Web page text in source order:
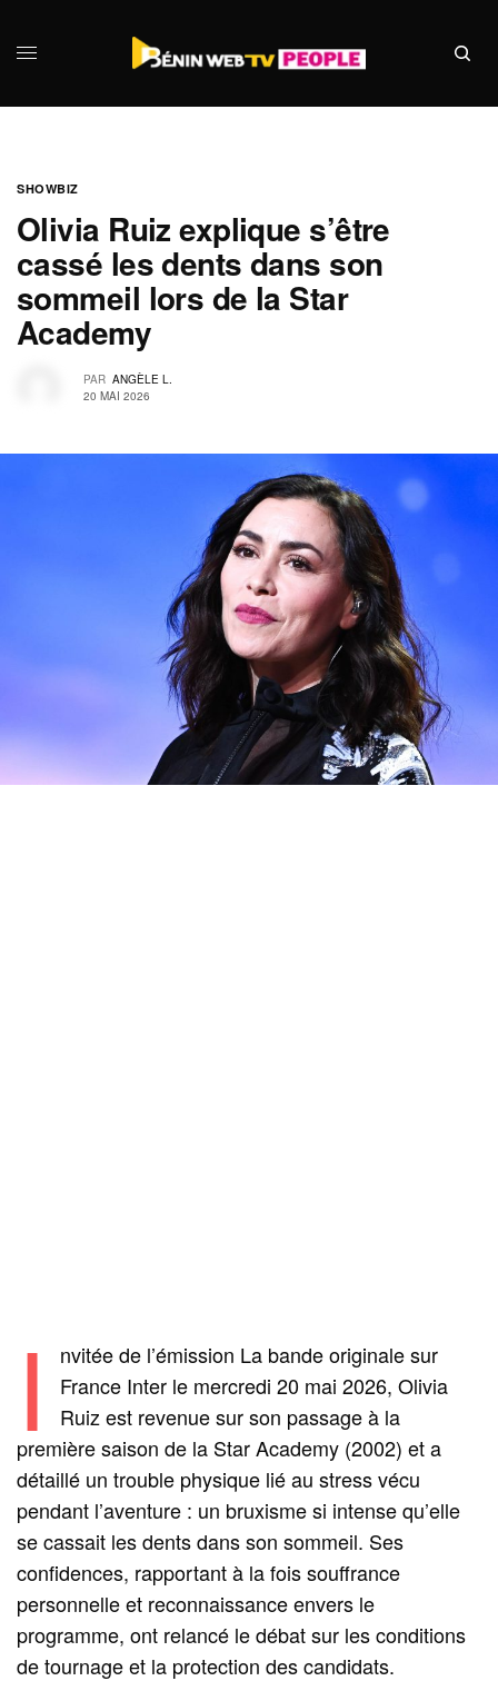
SHOWBIZ
Olivia Ruiz explique s’être
cassé les dents dans son
sommeil lors de la Star
Academy
PAR ANGÈLE L.
20 MAI 2026
I
nvitée de l’émission La bande originale sur
France Inter le mercredi 20 mai 2026, Olivia
Ruiz est revenue sur son passage à la
première saison de la Star Academy (2002) et a
détaillé un trouble physique lié au stress vécu
pendant l’aventure : un bruxisme si intense qu’elle
se cassait les dents dans son sommeil. Ses
confidences, rapportant à la fois souffrance
personnelle et reconnaissance envers le
programme, ont relancé le débat sur les conditions
de tournage et la protection des candidats.